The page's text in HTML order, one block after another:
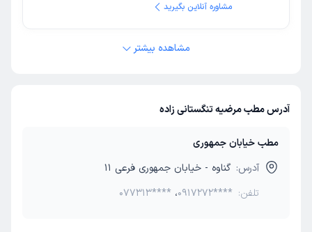
مشاوره آنلاین بگیرید
مشاهده بیشتر
آدرس مطب مرضیه تنگستانی زاده
مطب خیابان جمهوری
آدرس: گناوه - خیابان جمهوری فرعی 11
تلفن:
077313**** ،0917272****